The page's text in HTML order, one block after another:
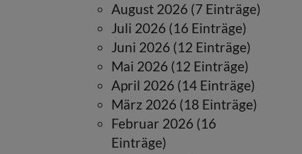
August 2026 (7 Einträge)
Juli 2026 (16 Einträge)
Juni 2026 (12 Einträge)
Mai 2026 (12 Einträge)
April 2026 (14 Einträge)
März 2026 (18 Einträge)
Februar 2026 (16
Einträge)